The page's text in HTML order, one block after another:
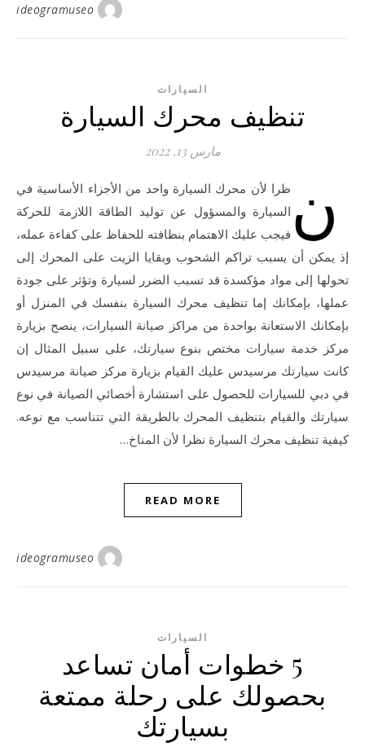
ideogramuseo
السيارات
تنظيف محرك السيارة
مارس 13, 2022
ن ظرا لأن محرك السيارة واحد من الأجزاء الأساسية في
السيارة والمسؤول عن توليد الطاقة اللازمة للحركة
فيجب عليك الاهتمام بنظافته للحفاظ على كفاءة عمله،
إذ يمكن أن يسبب تراكم الشحوب وبقايا الزيت على المحرك إلى
تحولها إلى مواد مؤكسدة قد تسبب الضرر لسيارة وتؤثر على جودة
عملها، بإمكانك إما تنظيف محرك السيارة بنفسك في المنزل أو
بإمكانك الاستعانة بواحدة من مراكز صيانة السيارات، ينصح بزيارة
مركز خدمة سيارات مختص بنوع سيارتك، على سبيل المثال إن
كانت سيارتك مرسيدس عليك القيام بزيارة مركز صيانة مرسيدس
في دبي للسيارات للحصول على استشارة أخصائي الصيانة في نوع
سيارتك والقيام بتنظيف المحرك بالطريقة التي تتناسب مع نوعه.
كيفية تنظيف محرك السيارة نظرا لأن المناخ…
READ MORE
ideogramuseo
السيارات
5 خطوات أمان تساعد
بحصولك على رحلة ممتعة
بسيارتك